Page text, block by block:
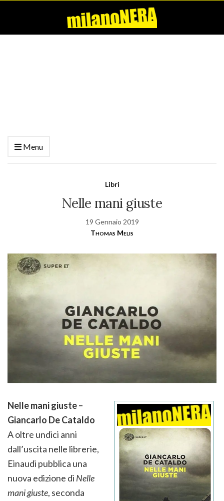
Menu
Libri
Nelle mani giuste
19 Gennaio 2019
Thomas Melis
Nelle mani giuste –
Giancarlo De Cataldo
A oltre undici anni
dall’uscita nelle librerie,
Einaudi pubblica una
nuova edizione di Nelle
mani giuste, seconda